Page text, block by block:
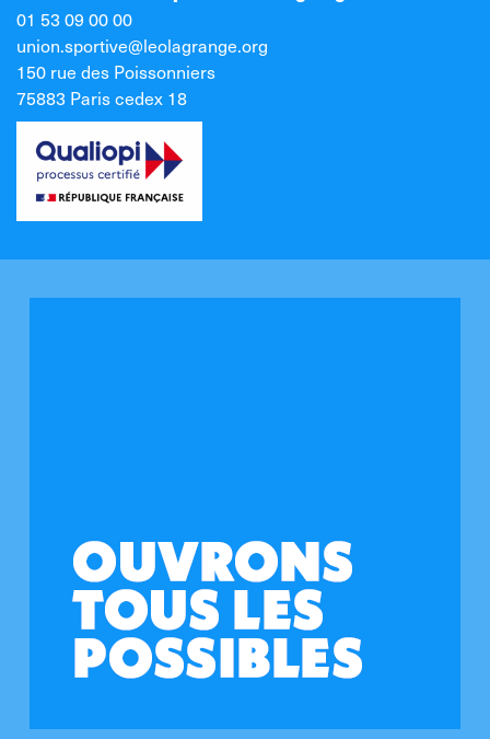
01 53 09 00 00
union.sportive@leolagrange.org
150 rue des Poissonniers
75883 Paris cedex 18